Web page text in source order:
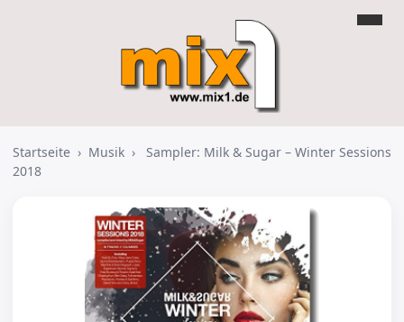
Startseite › Musik ›
Sampler: Milk & Sugar – Winter Sessions
2018